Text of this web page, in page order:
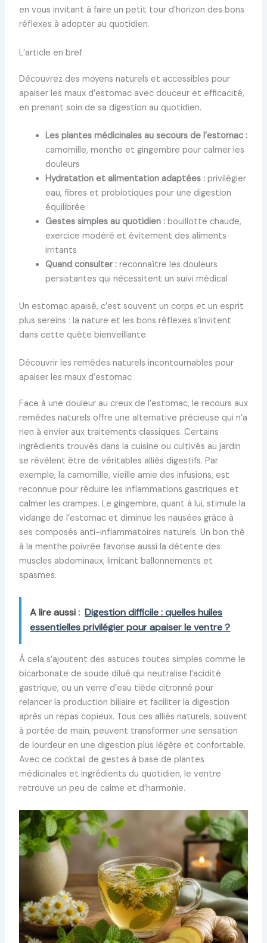
en vous invitant à faire un petit tour d’horizon des bons
réflexes à adopter au quotidien.
L’article en bref
Découvrez des moyens naturels et accessibles pour
apaiser les maux d’estomac avec douceur et efficacité,
en prenant soin de sa digestion au quotidien.
Les plantes médicinales au secours de l’estomac :
camomille, menthe et gingembre pour calmer les
douleurs
Hydratation et alimentation adaptées :privilégier
eau, fibres et probiotiques pour une digestion
équilibrée
Gestes simples au quotidien :bouillotte chaude,
exercice modéré et évitement des aliments
irritants
Quand consulter :reconnaître les douleurs
persistantes qui nécessitent un suivi médical
Un estomac apaisé, c’est souvent un corps et un esprit
plus sereins : la nature et les bons réflexes s’invitent
dans cette quête bienveillante.
Découvrir les remèdes naturels incontournables pour
apaiser les maux d’estomac
Face à une douleur au creux de l’estomac, le recours aux
remèdes naturels offre une alternative précieuse qui n’a
rien à envier aux traitements classiques. Certains
ingrédients trouvés dans la cuisine ou cultivés au jardin
se révèlent être de véritables alliés digestifs. Par
exemple, la camomille, vieille amie des infusions, est
reconnue pour réduire les inflammations gastriques et
calmer les crampes. Le gingembre, quant à lui, stimule la
vidange de l’estomac et diminue les nausées grâce à
ses composés anti-inflammatoires naturels. Un bon thé
à la menthe poivrée favorise aussi la détente des
muscles abdominaux, limitant ballonnements et
spasmes.
A lire aussi : Digestion difficile : quelles huiles
essentielles privilégier pour apaiser le ventre ?
À cela s’ajoutent des astuces toutes simples comme le
bicarbonate de soude dilué qui neutralise l’acidité
gastrique, ou un verre d’eau tiède citronné pour
relancer la production biliaire et faciliter la digestion
après un repas copieux. Tous ces alliés naturels, souvent
à portée de main, peuvent transformer une sensation
de lourdeur en une digestion plus légère et confortable.
Avec ce cocktail de gestes à base de plantes
médicinales et ingrédients du quotidien, le ventre
retrouve un peu de calme et d’harmonie.